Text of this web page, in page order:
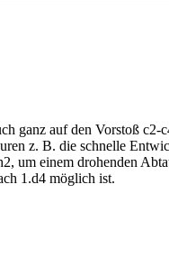
Spieler kann man die
Carlsen ist mit 125
[14:48]
ganz auf den Vorstoß
z. B. die schnelle
um einem drohenden
1.d4 möglich ist.